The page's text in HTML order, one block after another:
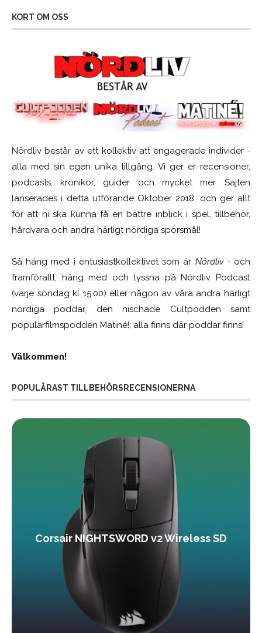
KORT OM OSS
Nördliv består av ett kollektiv att engagerade individer -
alla med sin egen unika tillgång. Vi ger er recensioner,
podcasts, krönikor, guider och mycket mer. Sajten
lanserades i detta utförande Oktober 2018, och ger allt
för att ni ska kunna få en bättre inblick i spel, tillbehör,
hårdvara och andra härligt nördiga spörsmål!
Så häng med i entusiastkollektivet som är Nördliv- och
framförallt, häng med och lyssna på Nördliv Podcast
(varje söndag kl 15.00) eller någon av våra andra härligt
nördiga poddar, den nischade Cultpodden samt
populärfilmspodden Matiné!; alla finns där poddar finns!
Välkommen!
POPULÄRAST TILLBEHÖRSRECENSIONERNA
Corsair NIGHTSWORD v2 Wireless SD